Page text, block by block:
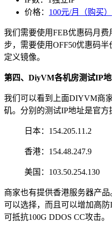
价格： 100元/月（购买）
我们需要使用FEB优惠码月费
步，需要使用OFF50优惠码半
定义镜像。
第四、DiyVM各机房测试IP
我们可以看到上面DIYVM商
矶。分别的测试IP地址是官方
日本：154.205.11.2
香港：154.48.247.9
美国：103.50.254.130
商家也有提供香港服务器产
可以选择，而且可以增加高
可抵抗100G DDOS CC攻击。